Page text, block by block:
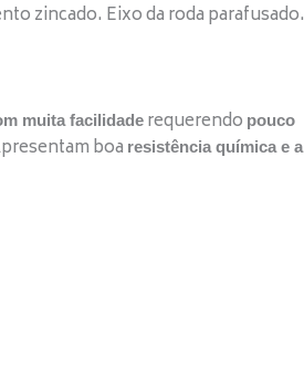
zincado. Eixo da roda parafusado.
muita facilidade requerendo pouco
boa resistência química e a